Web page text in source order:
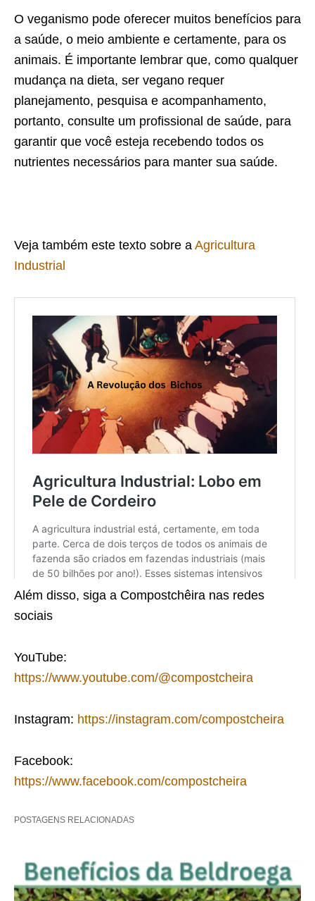
O veganismo pode oferecer muitos benefícios para
a saúde, o meio ambiente e certamente, para os
animais. É importante lembrar que, como qualquer
mudança na dieta, ser vegano requer
planejamento, pesquisa e acompanhamento,
portanto, consulte um profissional de saúde, para
garantir que você esteja recebendo todos os
nutrientes necessários para manter sua saúde.
Veja também este texto sobre a Agricultura
Industrial
Além disso, siga a Compostchêira nas redes
sociais
YouTube:
https://www.youtube.com/@compostcheira
Instagram: https://instagram.com/compostcheira
Facebook:
https://www.facebook.com/compostcheira
POSTAGENS RELACIONADAS